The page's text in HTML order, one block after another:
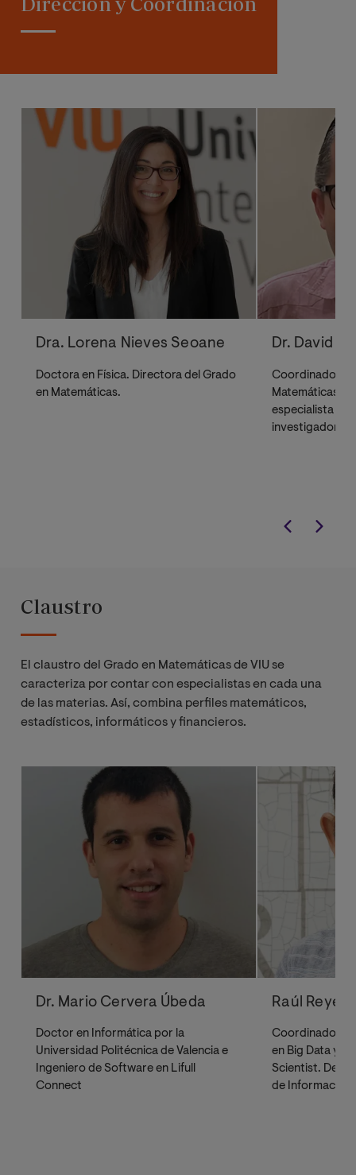
Dra. Lorena Nieves Seoane
Doctora en Física. Directora del Grado
en Matemáticas.
Dr. David
Coordinador
Matemáticas.
especialista en
investigador en
Claustro
El claustro del Grado en Matemáticas de VIU se
caracteriza por contar con especialistas en cada una
de las materias. Así, combina perfiles matemáticos,
estadísticos, informáticos y financieros.
Dr. Mario Cervera Úbeda
Doctor en Informática por la
Universidad Politécnica de Valencia e
Ingeniero de Software en Lifull
Connect
Raúl
Coordinador
en Big Data y
Scientist.
de Información